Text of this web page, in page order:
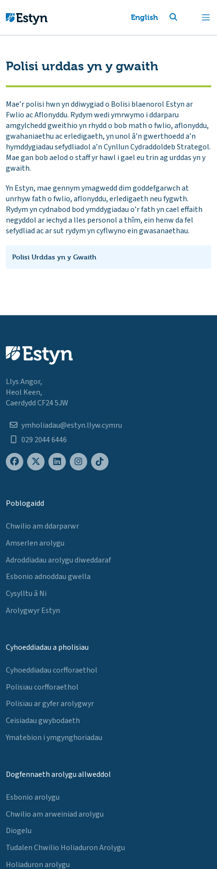
English
Polisi urddas yn y gwaith
Mae’r polisi hwn yn ddiwygiad o Bolisi blaenorol Estyn ar
Fwlio ac Aflonyddu. Rydym wedi ymrwymo i ddarparu
amgylchedd gweithio yn rhydd o bob math o fwlio, aflonyddu,
gwahaniaethu ac erledigaeth, yn unol â’n gwerthoedd a’n
hymddygiadau sefydliadol a’n Cynllun Cydraddoldeb Strategol.
Mae gan bob aelod o staff yr hawl i gael eu trin ag urddas yn y
gwaith.
Yn Estyn, mae gennym ymagwedd dim goddefgarwch at
unrhyw fath o fwlio, aflonyddu, erledigaeth neu fygwth.
Rydym yn cydnabod bod ymddygiadau o’r fath yn cael effaith
negyddol ar iechyd a lles personol a thîm, ein henw da fel
sefydliad ac ar sut rydym yn cyflwyno ein gwasanaethau.
Polisi Urddas yn y Gwaith
Llys Angor,
Heol Keen,
Caerdydd CF24 5JW
ymholiadau@estyn.llyw.cymru
029 2044 6446
Poblogaidd
Chwilio am ddarparwr
Amserlen arolygu
Adroddiadau arolygu diweddaraf
Esbonio adnoddau gwella
Cysylltu â Ni
Arolygwyr Estyn
Cyhoeddiadau a pholisïau
Cyhoeddiadau corfforaethol
Polisïau corfforaethol
Polisïau ar gyfer arolygwyr
Ceisiadau gwybodaeth
Ymatebion i ymgynghoriadau
Dogfennaeth arolygu allweddol
Esbonio arolygu
Chwilio am arweiniad arolygu
Diogelu
Tudalen Chwilio Holiaduron Arolygu
Holiaduron arolygu